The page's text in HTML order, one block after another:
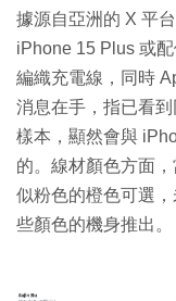
據源自亞洲的 X 平
iPhone 15 Plus 或
編織充電線，同時
消息在手，指已看
樣本，顯然會與
的。線材顏色方面
似粉色的橙色可選
些顏色的機身推出。